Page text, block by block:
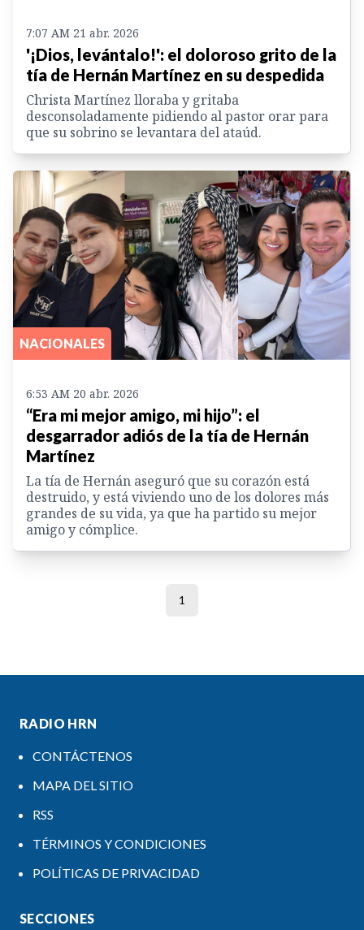
7:07 AM 21 abr. 2026
'¡Dios, levántalo!': el doloroso grito de la
tía de Hernán Martínez en su despedida
Christa Martínez lloraba y gritaba
desconsoladamente pidiendo al pastor orar para
que su sobrino se levantara del ataúd.
NACIONALES
6:53 AM 20 abr. 2026
“Era mi mejor amigo, mi hijo”: el
desgarrador adiós de la tía de Hernán
Martínez
La tía de Hernán aseguró que su corazón está
destruido, y está viviendo uno de los dolores más
grandes de su vida, ya que ha partido su mejor
amigo y cómplice.
1
RADIO HRN
CONTÁCTENOS
MAPA DEL SITIO
RSS
TÉRMINOS Y CONDICIONES
POLÍTICAS DE PRIVACIDAD
SECCIONES